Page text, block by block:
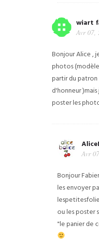
wiart
Avr 07,
Bonjour Alice ,
photos
partir du
d'honneur
poster les
Avr
Bonjour
les envoyer
ou les poster
"le panier de